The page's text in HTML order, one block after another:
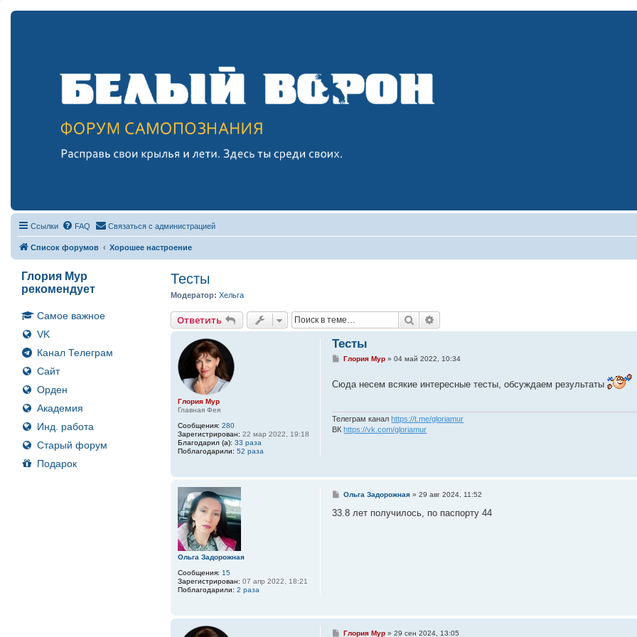
Ссылки FAQ Связаться с администрацией
Список форумов Хорошее настроение
Глория Мур
рекомендует
Самое важное
VK
Канал Телеграм
Сайт
Орден
Академия
Инд. работа
Старый форум
Подарок
Тесты
Модератор: Хельга
Ответить Поиск
Глория Мур
Главная Фея
Сообщения: 280
Зарегистрирован: 22 мар 2022, 19:18
Благодарил (а): 33 раза
Поблагодарили: 52 раза
Тесты
С
б
щ
и
е
Глория Мур »04 май 2022, 10:34
Сюда несем всякие интересные тесты, обсуждаем результаты
Телеграм каналhttps://t.me/gloriamur
ВКhttps://vk.com/gloriamur
Ольга Задорожная
Сообщения: 15
Зарегистрирован: 07 апр 2022, 18:21
Поблагодарили: 2 раза
С
о
Ольга Задорожная »29 авг 2024, 11:52
33.8 лет получилось, по паспорту 44
СГлория Мур »29 сен 2024, 13:05